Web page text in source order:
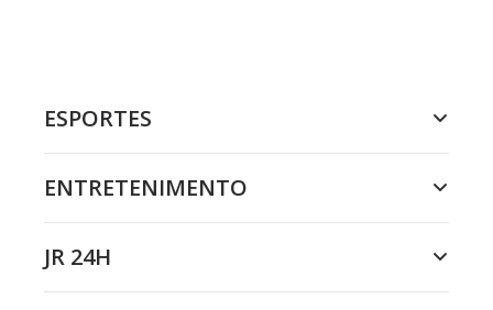
ESPORTES
ENTRETENIMENTO
JR 24H